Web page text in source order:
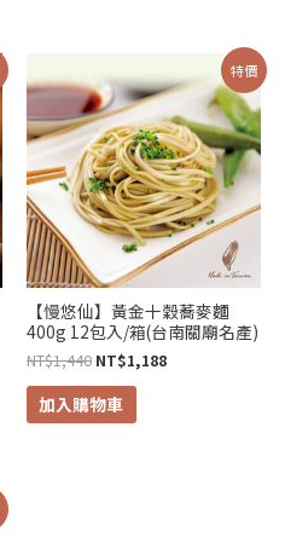
特價
【慢悠仙】黃金十穀蕎麥麵
400g 12包入/箱(台南關廟名產)
NT$1,440
始
價
格：
NT$1,440。
NT$1,188
前
價
格：
NT$1,188。
加入購物車